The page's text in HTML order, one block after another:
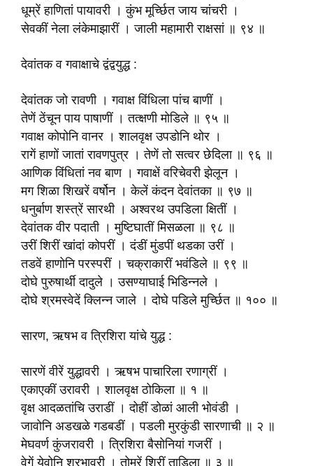
धूम्रें हाणितां पायावरी । कुंभ मूर्च्छित जाय चांचरी ।
सेवकीं नेला लंकेमाझारीं । जाली महामारी राक्षसां ॥ ९४ ॥
देवांतक व गवाक्षाचे द्वंद्वयुद्ध :
देवांतक जो रावणी । गवाक्ष विंधिला पांच बाणीं ।
तेणें ठेंचून पाय पाषाणीं । तत्क्षणी मोडिले ॥ ९५ ॥
गवाक्ष कोपोनि वानर । शालवृक्ष उपडोनि थोर ।
रागें हाणों जातां रावणपुत्र । तेणें तो सत्वर छेदिला ॥ ९६ ॥
आणिक विंधितां नव बाण । गवाक्षें वरिचेवरी झेलून ।
मग शिळा शिखरें वर्षोन । केलें कंदन देवांतका ॥ ९७ ॥
धनुर्बाण शस्त्रें सारथी । अश्वरथ उपडिला क्षितीं ।
देवांतक वीर पदाती । मुष्टिघातीं मिसळला ॥ ९८ ॥
उरीं शिरीं खांदां कोपरीं । दंडीं मुंडपीं थडका उरीं ।
तडवें हाणोनि परस्परीं । चक्राकारीं भवंडिले ॥ ९९ ॥
दोघे पुरुषार्थी दादुले । उसण्याघाई भिडिन्नले ।
दोघे श्रमस्वेदें क्लिन्न जाले । दोघे पडिले मुर्च्छित ॥ १०० ॥
सारण, ऋषभ व त्रिशिरा यांचे युद्ध :
सारणें वीरें युद्धावरी । ऋषभ पाचारिला रणाग्रीं ।
एकाएकीं उरावरी । शालवृक्ष ठोकिला ॥ १ ॥
वृक्ष आदळतांचि उराडीं । दोहीं डोळां आली भोवंडी ।
जावोनि अडखळे गडबडीं । पडली मुरकुंडी सारणाची ॥ २ ॥
मेघवर्ण कुंजरावरी । त्रिशिरा बैसोनियां गजरीं ।
वेगें येवोनि शरभावरी । तोमरें शिरीं ताडिला ॥ ३ ॥